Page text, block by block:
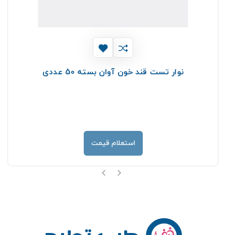
نوار تست قند خون آوان بسته 50 عددی
استعلام قیمت